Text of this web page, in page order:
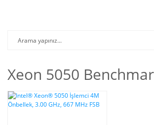
Xeon 5050